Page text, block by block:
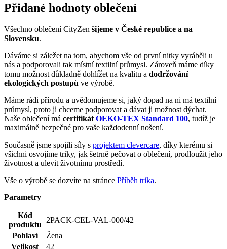
Všechno oblečení CityZen
Slovensku.
Dáváme si záležet na tom, abychom vše od první nitky vyráběli u
nás a podporovali tak místní textilní průmysl. Zároveň máme díky
tomu možnost důkladně dohlížet na kvalitu adodržování
ekologických postupůve výrobě.
Máme rádi přírodu a uvědomujeme si, jaký dopad na ni má textilní
průmysl, proto ji chceme podporovat a dávat ji možnost dýchat.
Naše oblečení mácertifikátOEKO-TEX Standard 100, tudíž je
maximálně bezpečné pro vaše každodenní nošení.
Současně jsme spojili síly sprojektem clevercare, díky kterému si
všichni osvojíme triky, jak šetrně pečovat o oblečení, prodloužit jeho
životnost a ulevit životnímu prostředí.
Vše o výrobě se dozvíte na stráncePříběh trika
Parametry
Kód
produktu
Pohlaví
Žena
Velikost
42
Barva
Černá